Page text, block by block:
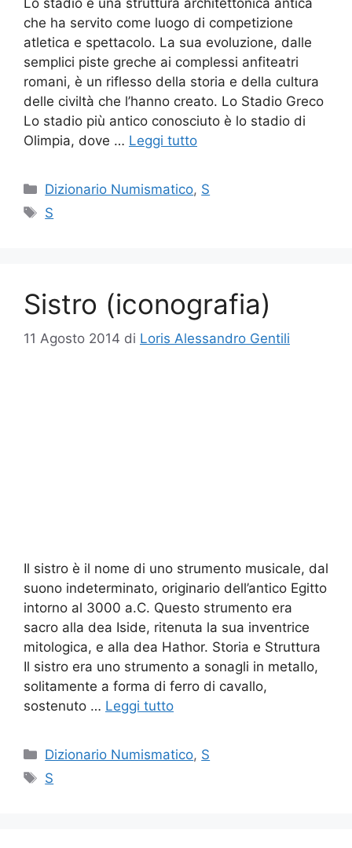
che ha servito come luogo di competizione
atletica e spettacolo. La sua evoluzione, dalle
semplici piste greche ai complessi anfiteatri
romani, è un riflesso della storia e della cultura
delle civiltà che l’hanno creato. Lo Stadio Greco
Lo stadio più antico conosciuto è lo stadio di
Olimpia, dove … Leggi tutto
Categorie
Dizionario Numismatico, S
Tag
S
Sistro (iconografia)
11 Agosto 2014 di Loris Alessandro Gentili
Il sistro è il nome di uno strumento musicale, dal
suono indeterminato, originario dell’antico Egitto
intorno al 3000 a.C. Questo strumento era
sacro alla dea Iside, ritenuta la sua inventrice
mitologica, e alla dea Hathor. Storia e Struttura
Il sistro era uno strumento a sonagli in metallo,
solitamente a forma di ferro di cavallo,
sostenuto … Leggi tutto
Categorie
Dizionario Numismatico, S
Tag
S